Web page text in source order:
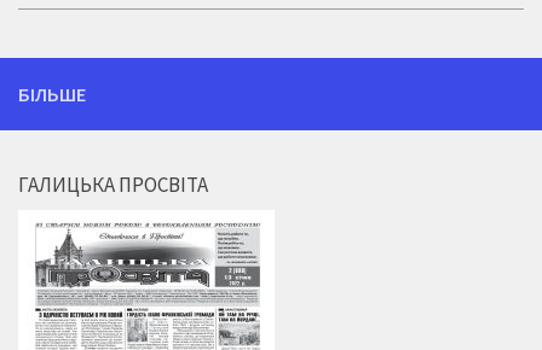
БІЛЬШЕ
ГАЛИЦЬКА ПРОСВІТА